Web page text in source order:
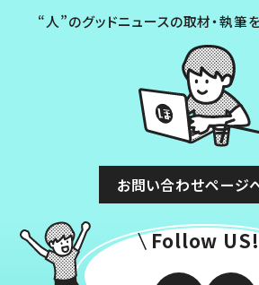
“人”のグッドニュースの取材・執筆
お問い合わせページ
Follow US!